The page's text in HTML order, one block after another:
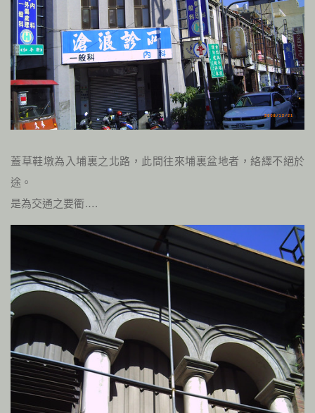
蓋草鞋墩為入埔裏之北路，此間往來埔裏盆地者，絡繹不絕於
途。
是為交通之要衢….